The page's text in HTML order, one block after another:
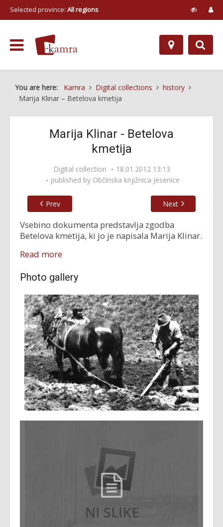
Selected province: All regions
You are here: Kamra Digital collections
history
Marija Klinar – Betelova kmetija
Marija Klinar - Betelova
kmetija
Digital collection
18.01.2012 13:13
published by Občinska knjižnica Jesenice
Prev Next
Vsebino dokumenta predstavlja zgodba
Betelova kmetija, ki jo je napisala Marija Klinar.
Read more
Photo gallery